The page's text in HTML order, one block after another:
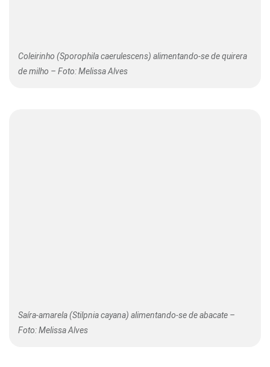
Coleirinho (Sporophila caerulescens) alimentando-se de quirera
de milho – Foto: Melissa Alves
Saíra-amarela (Stilpnia cayana) alimentando-se de abacate –
Foto: Melissa Alves